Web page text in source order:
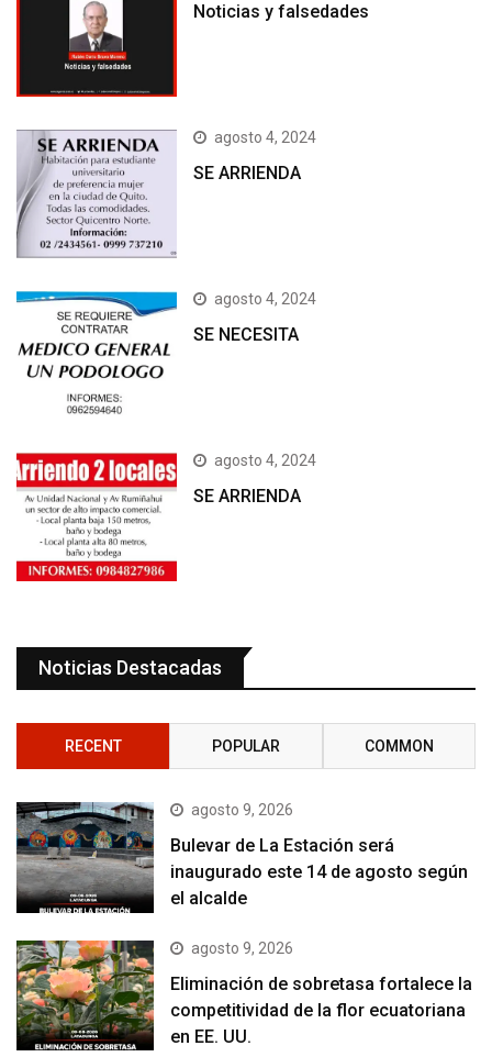
Noticias y falsedades
agosto 4, 2024
SE ARRIENDA
agosto 4, 2024
SE NECESITA
agosto 4, 2024
SE ARRIENDA
Noticias Destacadas
RECENT POPULAR COMMON
agosto 9, 2026
Bulevar de La Estación será
inaugurado este 14 de agosto según
el alcalde
agosto 9, 2026
Eliminación de sobretasa fortalece la
competitividad de la flor ecuatoriana
en EE. UU.